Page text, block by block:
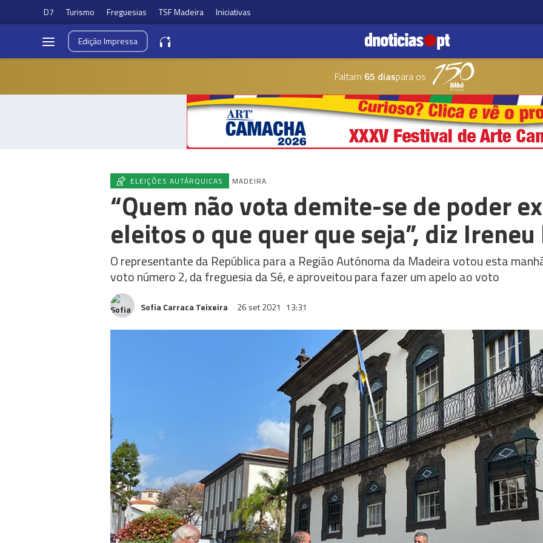
D7 Turismo Freguesias TSF Madeira Iniciativas
EdiçãoImpressa
Faltam 65 diaspara os
ELEIÇÕES AUTÁRQUICAS MADEIRA
“Quem não vota demite-se de poder
eleitos o que quer que seja”, diz
O representante da República para a Região Autónoma da Madeira votou esta
voto número 2, da freguesia da Sé, e aproveitou para fazer um apelo ao voto
Sofia Carraca Teixeira 26 set 2021 13:31